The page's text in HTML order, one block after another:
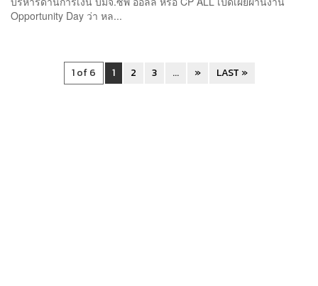
Opportunity Day ว่า หล...
1 of 6 1 2 3 ... » LAST »